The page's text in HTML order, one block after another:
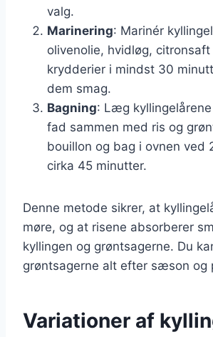
valg.
Marinering: Marinér
olivenolie, hvidløg,
krydderier i mindst 30
dem smag.
Bagning: Læg
fad sammen med ris og
bouillon og bag i ovnen ved
cirka 45 minutter.
Denne metode sikrer, at
møre, og at risene absorberer
kyllingen og grøntsagerne. Du
grøntsagerne alt efter sæson og
Variationer af